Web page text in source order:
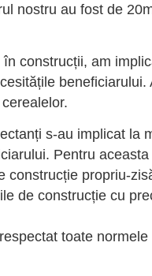
nostru au fost de
construcții, am
s-au implicat la
Pentru
propriu-
de construcție cu
toate